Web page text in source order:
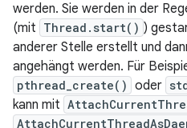
werden. Sie werden in der
(mit Thread.start() )
anderer Stelle erstellt und
angehängt werden. Für
pthread_create() oder
kann mit